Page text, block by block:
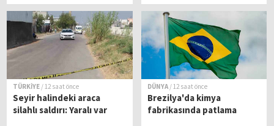
TÜRKİYE / 12 saat önce
Seyir halindeki araca
silahlı saldırı: Yaralı var
DÜNYA / 12 saat önce
Brezilya'da kimya
fabrikasında patlama